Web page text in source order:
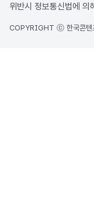
위반시 정보통신법에 의
COPYRIGHT ⓒ 한국콘텐